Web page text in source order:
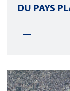
DU PAYS